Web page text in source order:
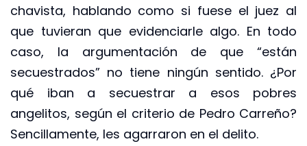
chavista, hablando como si fuese el juez al
que tuvieran que evidenciarle algo. En todo
caso, la argumentación de que “están
secuestrados” no tiene ningún sentido. ¿Por
qué iban a secuestrar a esos pobres
angelitos, según el criterio de Pedro Carreño?
Sencillamente, les agarraron en el delito.